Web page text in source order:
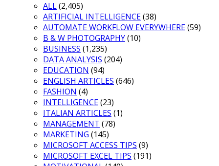
ALL(2,405)
ARTIFICIAL INTELLIGENCE(38)
AUTOMATE WORKFLOW EVERYWHERE(59)
B & W PHOTOGRAPHY(10)
BUSINESS (1,235)
DATA ANALYSIS (204)
EDUCATION (94)
ENGLISH ARTICLES (646)
FASHION (4)
INTELLIGENCE(23)
ITALIAN ARTICLES (1)
MANAGEMENT (78)
MARKETING (145)
MICROSOFT ACCESS TIPS (9)
MICROSOFT EXCEL TIPS (191)